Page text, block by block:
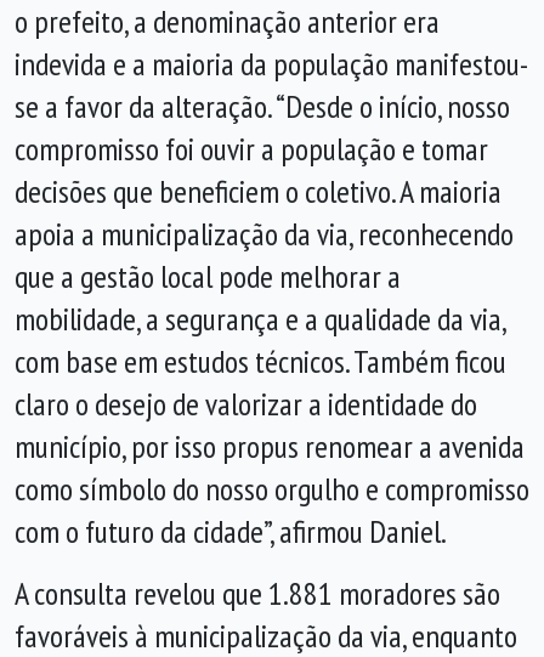
o prefeito, a denominação anterior era
indevida e a maioria da população manifestou-
se a favor da alteração. “Desde o início, nosso
compromisso foi ouvir a população e tomar
decisões que beneficiem o coletivo. A maioria
apoia a municipalização da via, reconhecendo
que a gestão local pode melhorar a
mobilidade, a segurança e a qualidade da via,
com base em estudos técnicos. Também ficou
claro o desejo de valorizar a identidade do
município, por isso propus renomear a avenida
como símbolo do nosso orgulho e compromisso
com o futuro da cidade”, afirmou Daniel.
A consulta revelou que 1.881 moradores são
favoráveis à municipalização da via, enquanto